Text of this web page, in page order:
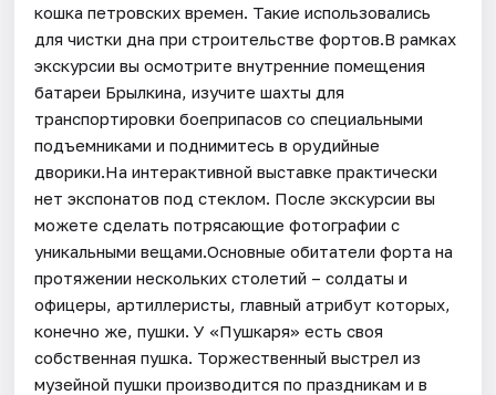
кошка петровских времен. Такие использовались
для чистки дна при строительстве фортов.В рамках
экскурсии вы осмотрите внутренние помещения
батареи Брылкина, изучите шахты для
транспортировки боеприпасов со специальными
подъемниками и поднимитесь в орудийные
дворики.На интерактивной выставке практически
нет экспонатов под стеклом. После экскурсии вы
можете сделать потрясающие фотографии с
уникальными вещами.Основные обитатели форта на
протяжении нескольких столетий – солдаты и
офицеры, артиллеристы, главный атрибут которых,
конечно же, пушки. У «Пушкаря» есть своя
собственная пушка. Торжественный выстрел из
музейной пушки производится по праздникам и в